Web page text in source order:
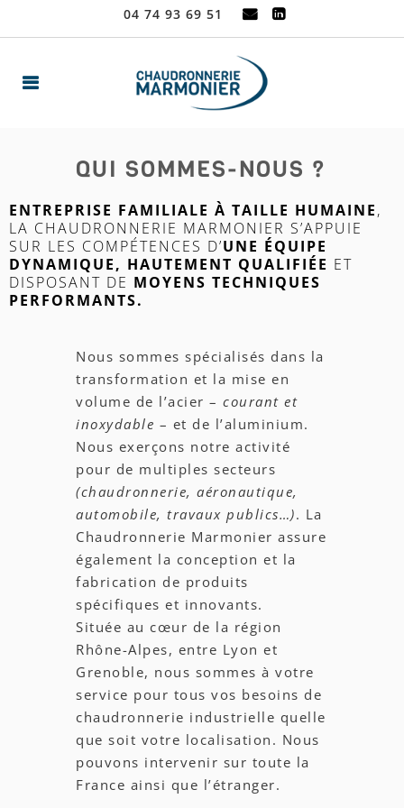
04 74 93 69 51
QUI SOMMES-NOUS ?
ENTREPRISE FAMILIALE À TAILLE HUMAINE,
LA CHAUDRONNERIE MARMONIER S’APPUIE
SUR LES COMPÉTENCES D’UNE ÉQUIPE
DYNAMIQUE, HAUTEMENT QUALIFIÉE ET
DISPOSANT DE MOYENS TECHNIQUES
PERFORMANTS.
Nous sommes spécialisés dans la
transformation et la mise en
volume de l’acier – courant et
inoxydable – et de l’aluminium.
Nous exerçons notre activité
pour de multiples secteurs
(chaudronnerie, aéronautique,
automobile, travaux publics…). La
Chaudronnerie Marmonier assure
également la conception et la
fabrication de produits
spécifiques et innovants.
Située au cœur de la région
Rhône-Alpes, entre Lyon et
Grenoble, nous sommes à votre
service pour tous vos besoins de
chaudronnerie industrielle quelle
que soit votre localisation. Nous
pouvons intervenir sur toute la
France ainsi que l’étranger.